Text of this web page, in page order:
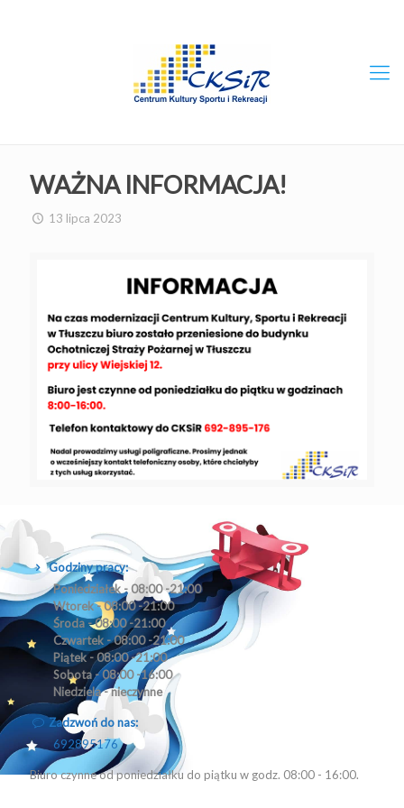
WAŻNA INFORMACJA!
13 lipca 2023
Godziny pracy:
Poniedziałek - 08:00 -21:00
Wtorek - 08:00 -21:00
Środa - 08:00 -21:00
Czwartek - 08:00 -21:00
Piątek - 08:00 -21:00
Sobota - 08:00 -16:00
Niedziela - nieczynne
Zadzwoń do nas:
692895176
Biuro czynne od poniedziałku do piątku w godz. 08:00 - 16:00.